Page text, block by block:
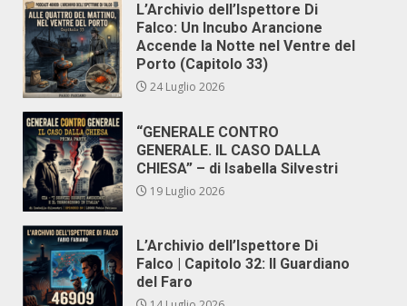
L’Archivio dell’Ispettore Di
Falco: Un Incubo Arancione
Accende la Notte nel Ventre del
Porto (Capitolo 33)
24 Luglio 2026
“GENERALE CONTRO
GENERALE. IL CASO DALLA
CHIESA” – di Isabella Silvestri
19 Luglio 2026
L’Archivio dell’Ispettore Di
Falco | Capitolo 32: Il Guardiano
del Faro